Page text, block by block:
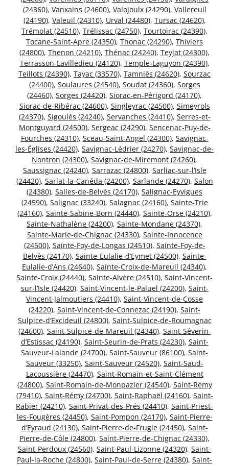
(24360), Vanxains (24600), Valojoulx (24290), Vallereuil
(24190), Valeuil (24310), Urval (24480), Tursac (24620),
Trémolat (24510), Trélissac (24750), Tourtoirac (24390),
Tocane-Saint-Apre (24350), Thonac (24290), Thiviers
(24800), Thenon (24210), Thénac (24240), Teyjat (24300),
Terrasson-Lavilledieu (24120), Temple-Laguyon (24390),
Teillots (24390), Tayac (33570), Tamniès (24620), Sourzac
(24400), Soulaures (24540), Soudat (24360), Sorges
(24460), Sorges (24420), Siorac-en-Périgord (24170),
Siorac-de-Ribérac (24600), Singleyrac (24500), Simeyrols
(24370), Sigoulès (24240), Servanches (24410), Serres-et-
Montguyard (24500), Sergeac (24290), Sencenac-Puy-de-
Fourches (24310), Sceau-Saint-Angel (24300), Savignac-
les-Églises (24420), Savignac-Lédrier (24270), Savignac-de-
Nontron (24300), Savignac-de-Miremont (24260),
Saussignac (24240), Sarrazac (24800), Sarliac-sur-l’Isle
(24420), Sarlat-la-Canéda (24200), Sarlande (24270), Salon
(24380), Salles-de-Belvès (24170), Salignac-Eyvigues
(24590), Salignac (33240), Salagnac (24160), Sainte-Trie
(24160), Sainte-Sabine-Born (24440), Sainte-Orse (24210),
Sainte-Nathalène (24200), Sainte-Mondane (24370),
Sainte-Marie-de-Chignac (24330), Sainte-Innocence
(24500), Sainte-Foy-de-Longas (24510), Sainte-Foy-de-
Belvès (24170), Sainte-Eulalie-d’Eymet (24500), Sainte-
Eulalie-d’Ans (24640), Sainte-Croix-de-Mareuil (24340),
Sainte-Croix (24440), Sainte-Alvère (24510), Saint-Vincent-
sur-l’Isle (24420), Saint-Vincent-le-Paluel (24200), Saint-
Vincent-Jalmoutiers (24410), Saint-Vincent-de-Cosse
(24220), Saint-Vincent-de-Connezac (24190), Saint-
Sulpice-d’Excideuil (24800), Saint-Sulpice-de-Roumagnac
(24600), Saint-Sulpice-de-Mareuil (24340), Saint-Séverin-
d’Estissac (24190), Saint-Seurin-de-Prats (24230), Saint-
Sauveur-Lalande (24700), Saint-Sauveur (86100), Saint-
Sauveur (33250), Saint-Sauveur (24520), Saint-Saud-
Lacoussière (24470), Saint-Romain-et-Saint-Clément
(24800), Saint-Romain-de-Monpazier (24540), Saint-Rémy
(79410), Saint-Rémy (24700), Saint-Raphaël (24160), Saint-
Rabier (24210), Saint-Privat-des-Prés (24410), Saint-Priest-
les-Fougères (24450), Saint-Pompon (24170), Saint-Pierre-
d’Eyraud (24130), Saint-Pierre-de-Frugie (24450), Saint-
Pierre-de-Côle (24800), Saint-Pierre-de-Chignac (24330),
Saint-Perdoux (24560), Saint-Paul-Lizonne (24320), Saint-
Paul-la-Roche (24800), Saint-Paul-de-Serre (24380), Saint-